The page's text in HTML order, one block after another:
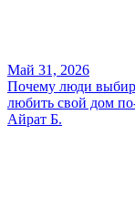
Май 31, 2026
Почему люди
любить свой дом
Айрат Б.